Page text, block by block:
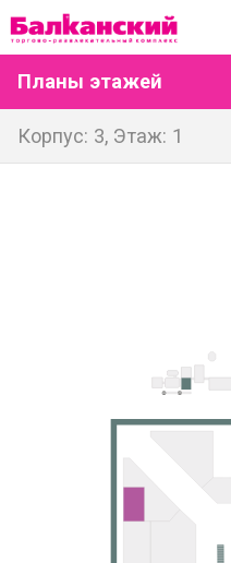
Планы этажей
Корпус: 3, Этаж: 1